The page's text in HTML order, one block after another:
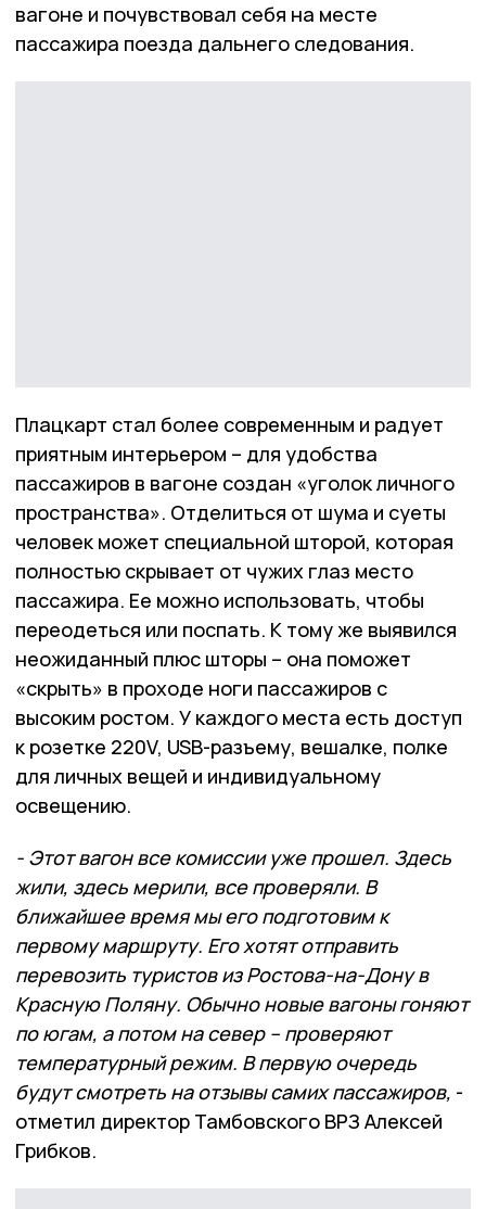
вагоне и почувствовал себя на месте
пассажира поезда дальнего следования.
Плацкарт стал более современным и радует
приятным интерьером – для удобства
пассажиров в вагоне создан «уголок личного
пространства». Отделиться от шума и суеты
человек может специальной шторой, которая
полностью скрывает от чужих глаз место
пассажира. Ее можно использовать, чтобы
переодеться или поспать. К тому же выявился
неожиданный плюс шторы – она поможет
«скрыть» в проходе ноги пассажиров с
высоким ростом. У каждого места есть доступ
к розетке 220V, USB-разъему, вешалке, полке
для личных вещей и индивидуальному
освещению.
- Этот вагон все комиссии уже прошел. Здесь
жили, здесь мерили, все проверяли. В
ближайшее время мы его подготовим к
первому маршруту. Его хотят отправить
перевозить туристов из Ростова-на-Дону в
Красную Поляну. Обычно новые вагоны гоняют
по югам, а потом на север – проверяют
температурный режим. В первую очередь
будут смотреть на отзывы самих пассажиров, -
отметил директор Тамбовского ВРЗ Алексей
Грибков.